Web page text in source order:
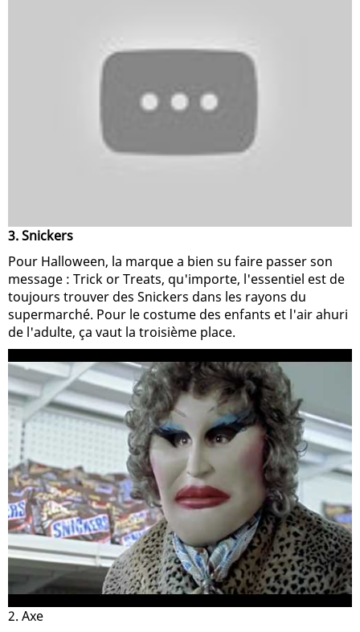
3. Snickers
Pour Halloween, la marque a bien su faire passer son
message : Trick or Treats, qu'importe, l'essentiel est de
toujours trouver des Snickers dans les rayons du
supermarché. Pour le costume des enfants et l'air ahuri
de l'adulte, ça vaut la troisième place.
2. Axe